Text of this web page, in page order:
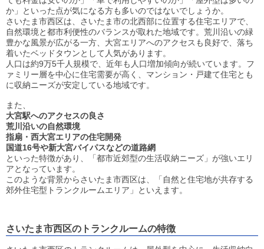
か」といった点が気になる方も多いのではないでしょうか。
さいたま市西区は、さいたま市の北西部に位置する住宅エリアで、
自然環境と都市利便性のバランスが取れた地域です。荒川沿いの緑
豊かな風景が広がる一方、大宮エリアへのアクセスも良好で、落ち
着いたベッドタウンとして人気があります。
人口は約9万5千人規模で、近年も人口増加傾向が続いています。フ
ァミリー層を中心に住宅需要が高く、マンション・戸建て住宅とも
に収納ニーズが安定している地域です。
また、
大宮駅へのアクセスの良さ
荒川沿いの自然環境
指扇・西大宮エリアの住宅開発
国道16号や新大宮バイパスなどの道路網
といった特徴があり、「都市近郊型の生活収納ニーズ」が強いエリ
アとなっています。
このような背景からさいたま市西区は、「自然と住宅地が共存する
郊外住宅型トランクルームエリア」といえます。
さいたま市西区のトランクルームの特徴